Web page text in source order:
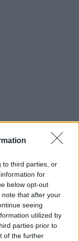
to third parties, or
for
below opt-out
that after your
seeing
utilized by
parties prior to
of the further